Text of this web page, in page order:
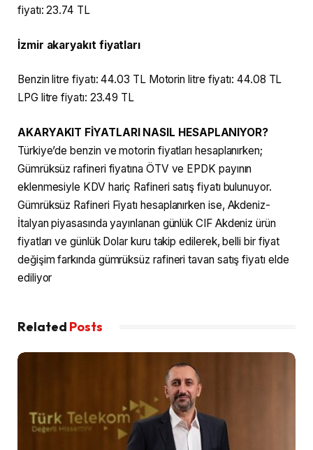
fiyatı: 23.74 TL
İzmir akaryakıt fiyatları
Benzin litre fiyatı: 44.03 TL Motorin litre fiyatı: 44.08 TL
LPG litre fiyatı: 23.49 TL
AKARYAKIT FİYATLARI NASIL HESAPLANIYOR?
Türkiye’de benzin ve motorin fiyatları hesaplanırken;
Gümrüksüz rafineri fiyatına ÖTV ve EPDK payının
eklenmesiyle KDV hariç Rafineri satış fiyatı bulunuyor.
Gümrüksüz Rafineri Fiyatı hesaplanırken ise, Akdeniz-
İtalyan piyasasında yayınlanan günlük CIF Akdeniz ürün
fiyatları ve günlük Dolar kuru takip edilerek, belli bir fiyat
değişim farkında gümrüksüz rafineri tavan satış fiyatı elde
ediliyor
Related Posts